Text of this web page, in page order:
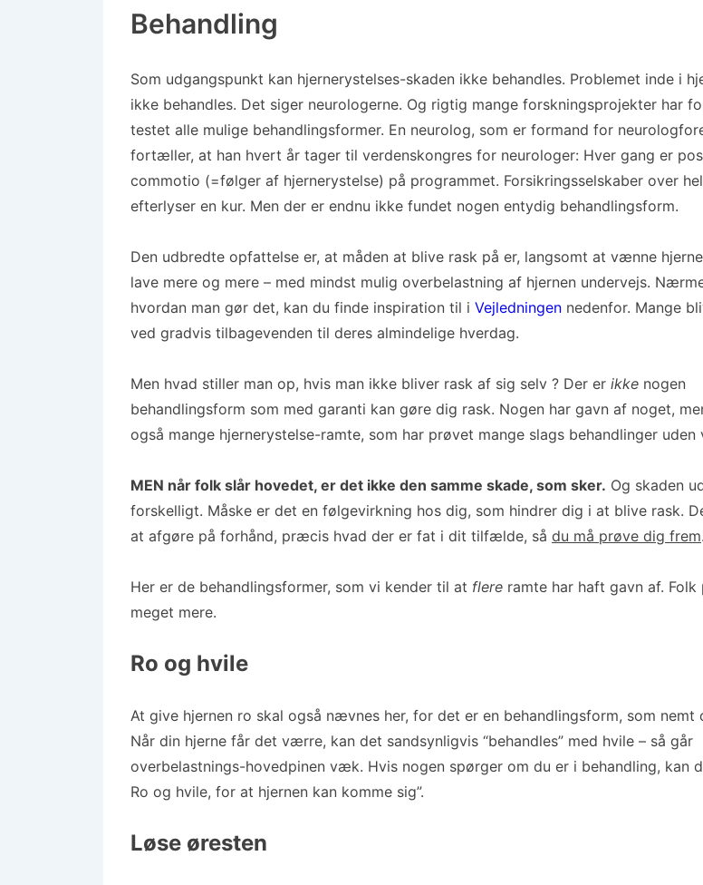
Behandling
Som udgangspunkt kan hjernerystelses-skaden ikke behandles. Problemet inde i
ikke behandles. Det siger neurologerne. Og rigtig mange forskningsprojekter har
testet alle mulige behandlingsformer. En neurolog, som er formand for
fortæller, at han hvert år tager til verdenskongres for neurologer: Hver gang er
commotio (=følger af hjernerystelse) på programmet. Forsikringsselskaber over
efterlyser en kur. Men der er endnu ikke fundet nogen entydig behandlingsform.
Den udbredte opfattelse er, at måden at blive rask på er, langsomt at vænne
lave mere og mere – med mindst mulig overbelastning af hjernen undervejs.
hvordan man gør det, kan du finde inspiration til i Vejledningen nedenfor. Mange
ved gradvis tilbagevenden til deres almindelige hverdag.
Men hvad stiller man op, hvis man ikke bliver rask af sig selv ? Der er ikke nogen
behandlingsform som med garanti kan gøre dig rask. Nogen har gavn af noget,
også mange hjernerystelse-ramte, som har prøvet mange slags behandlinger uden
MEN når folk slår hovedet, er det ikke den samme skade, som sker. Og skaden
forskelligt. Måske er det en følgevirkning hos dig, som hindrer dig i at blive rask.
at afgøre på forhånd, præcis hvad der er fat i dit tilfælde, så du må prøve dig frem.
Her er de behandlingsformer, som vi kender til at flere ramte har haft gavn af. Folk
meget mere.
Ro og hvile
At give hjernen ro skal også nævnes her, for det er en behandlingsform, som nemt
Når din hjerne får det værre, kan det sandsynligvis “behandles” med hvile – så går
overbelastnings-hovedpinen væk. Hvis nogen spørger om du er i behandling, kan
Ro og hvile, for at hjernen kan komme sig”.
Løse øresten